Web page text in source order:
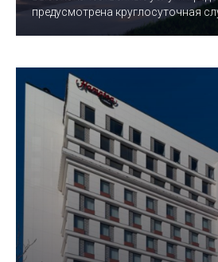
предусмотрена круглосуточная